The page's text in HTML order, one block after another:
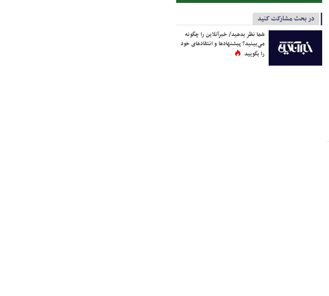
در بحث مشارکت کنید
شما نظر بدهید/ خبرآنلاین را چگونه
می‌بینید؟ پیشنهادها و انتقادهای خود
را بگویید